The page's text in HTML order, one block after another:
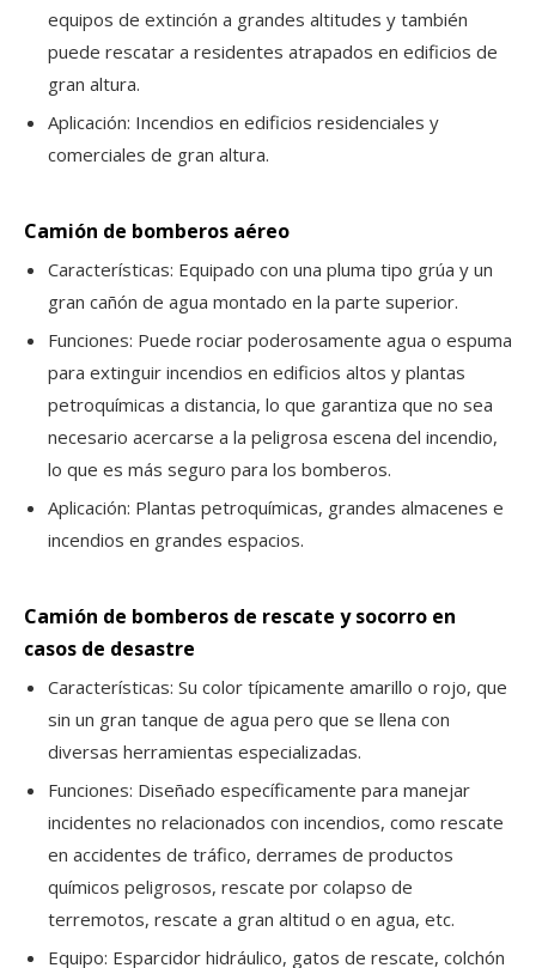
equipos de extinción a grandes altitudes y también
puede rescatar a residentes atrapados en edificios de
gran altura.
Aplicación: Incendios en edificios residenciales y
comerciales de gran altura.
Camión de bomberos aéreo
Características: Equipado con una pluma tipo grúa y un
gran cañón de agua montado en la parte superior.
Funciones: Puede rociar poderosamente agua o espuma
para extinguir incendios en edificios altos y plantas
petroquímicas a distancia, lo que garantiza que no sea
necesario acercarse a la peligrosa escena del incendio,
lo que es más seguro para los bomberos.
Aplicación: Plantas petroquímicas, grandes almacenes e
incendios en grandes espacios.
Camión de bomberos de rescate y socorro en
casos de desastre
Características: Su color típicamente amarillo o rojo, que
sin un gran tanque de agua pero que se llena con
diversas herramientas especializadas.
Funciones: Diseñado específicamente para manejar
incidentes no relacionados con incendios, como rescate
en accidentes de tráfico, derrames de productos
químicos peligrosos, rescate por colapso de
terremotos, rescate a gran altitud o en agua, etc.
Equipo: Esparcidor hidráulico, gatos de rescate, colchón